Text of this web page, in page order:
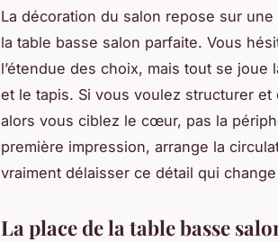
La décoration du salon repose sur
la table basse salon parfaite. Vous
l’étendue des choix, mais tout se
et le tapis. Si vous voulez structurer
alors vous ciblez le cœur, pas la
première impression, arrange la
vraiment délaisser ce détail qui
La place de la table basse